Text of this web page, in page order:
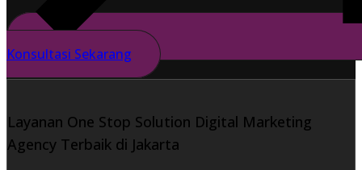
Konsultasi Sekarang
Layanan One Stop Solution Digital Marketing
Agency Terbaik di Jakarta